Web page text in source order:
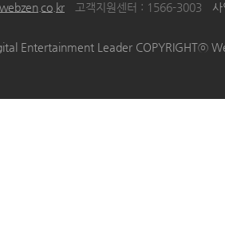
고객지원센터 : 1566-3003
Entertainment Leader COPYRIGHTⓒ